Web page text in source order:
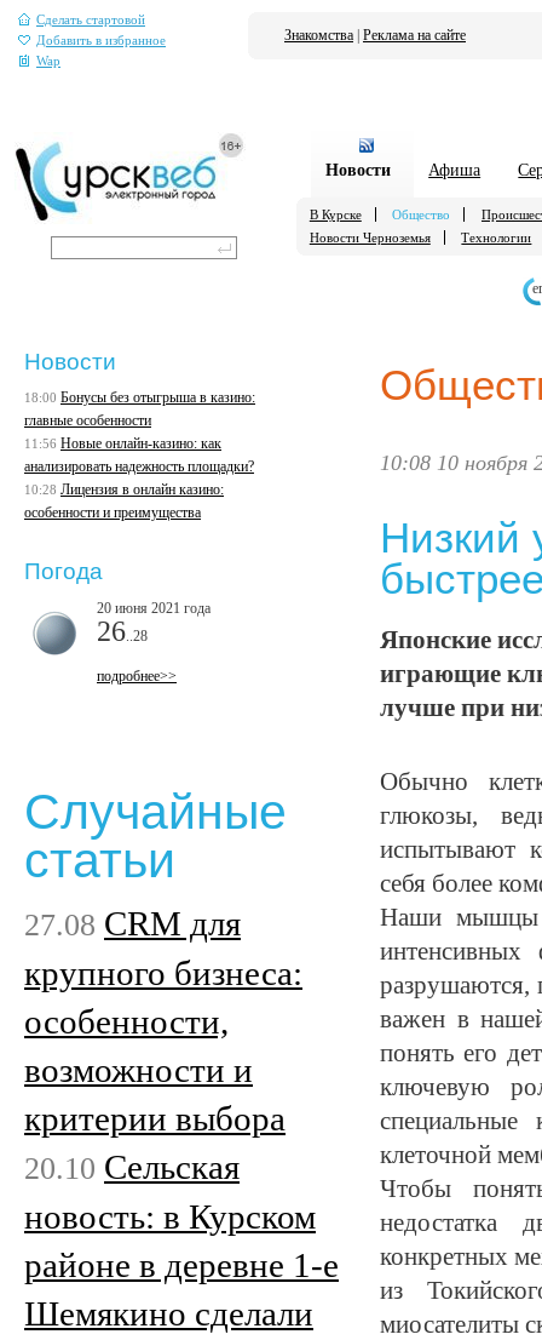
Сделать стартовой
Добавить в избранное
Wap
Знакомства Реклама на сайте
Новости Афиша
В Курске Общество
Новости Черноземья
Технологии
10:08 10 ноября
Низкий
Японские
играющие
лучше при
Обычно
глюкозы,
испытывают
себя более
Наши мышцы
интенсивных
разрушаются,
важен в
понять его
ключевую
клеточной
Чтобы
недостатка
конкретных
из
миосателиты
Новости
18:00 Бонусы без отыгрыша в казино:
главные особенности
11:56 Новые онлайн-казино: как
анализировать надежность площадки?
10:28 Лицензия в онлайн казино:
особенности и преимущества
Погода
20 июня 2021 года
26 ..28
подробнее>>
Случайные
статьи
27.08 CRM для
крупного бизнеса:
особенности,
возможности и
критерии выбора
20.10 Сельская
новость: в Курском
районе в деревне 1-е
Шемякино сделали